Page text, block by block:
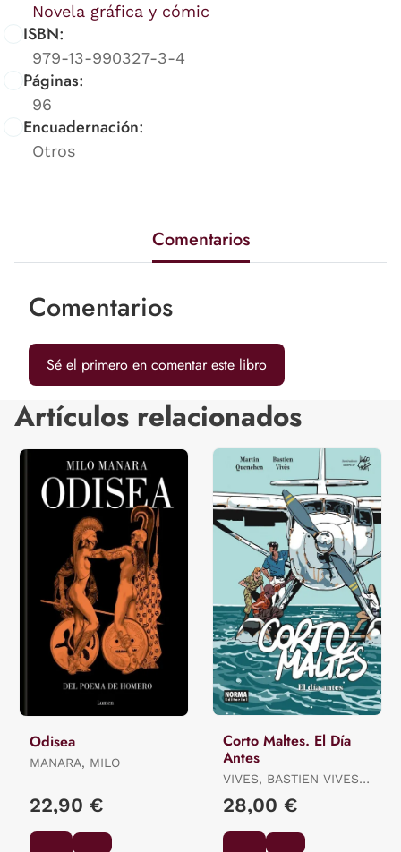
Novela gráfica y cómic
ISBN:
979-13-990327-3-4
Páginas:
96
Encuadernación:
Otros
Comentarios
Comentarios
Sé el primero en comentar este libro
Artículos relacionados
Odisea
MANARA, MILO
22,90 €
Corto Maltes. El Día
Antes
VIVES, BASTIEN VIVES /
QUENEHEN, MARTIN
28,00 €